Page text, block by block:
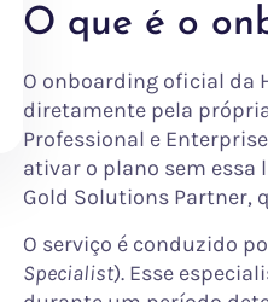
O que é o
O onboarding oficial da
diretamente pela
Professional e
ativar o plano sem
Gold Solutions Partner,
O serviço é conduzido
Specialist). Esse